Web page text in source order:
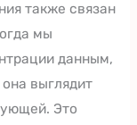
также связан
мы
данным,
выглядит
Это